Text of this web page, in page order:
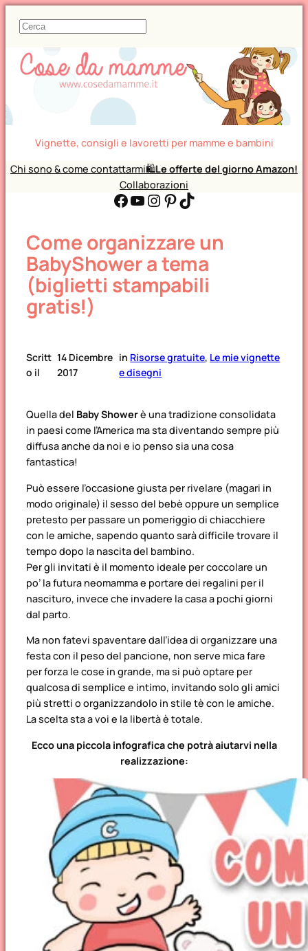
C
r
c
Vignette, consigli e lavoretti per mamme e bambini
Chi sono & come contattarmi🛍️Le offerte del giorno Amazon!
Collaborazioni
Facebook YouTube Instagram Pinterest TikTok
Come organizzare un
BabyShower a tema
(biglietti stampabili
gratis!)
Scritt
o il
14 Dicembre
2017
in Risorse gratuite, Le mie vignette
e disegni
Quella del Baby Showerè una tradizione consolidata
in paesi come l’America ma sta diventando sempre più
diffusa anche da noi e io penso sia una cosa
fantastica!
Può essere l’occasione giusta per rivelare (magari in
modo originale) il sesso del bebè oppure un semplice
pretesto per passare un pomeriggio di chiacchiere
con le amiche, sapendo quanto sarà difficile trovare il
tempo dopo la nascita del bambino.
Per gli invitati è il momento ideale per coccolare un
po’ la futura neomamma e portare dei regalini per il
nascituro, invece che invadere la casa a pochi giorni
dal parto.
Ma non fatevi spaventare dall’idea di organizzare una
festa con il peso del pancione, non serve mica fare
per forza le cose in grande, ma si può optare per
qualcosa di semplice e intimo, invitando solo gli amici
più stretti o organizzandolo in stile tè con le amiche.
La scelta sta a voi e la libertà è totale.
Ecco una piccola infografica che potrà aiutarvi nella
realizzazione: